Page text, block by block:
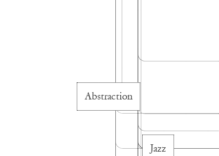
Abstraction
Jazz